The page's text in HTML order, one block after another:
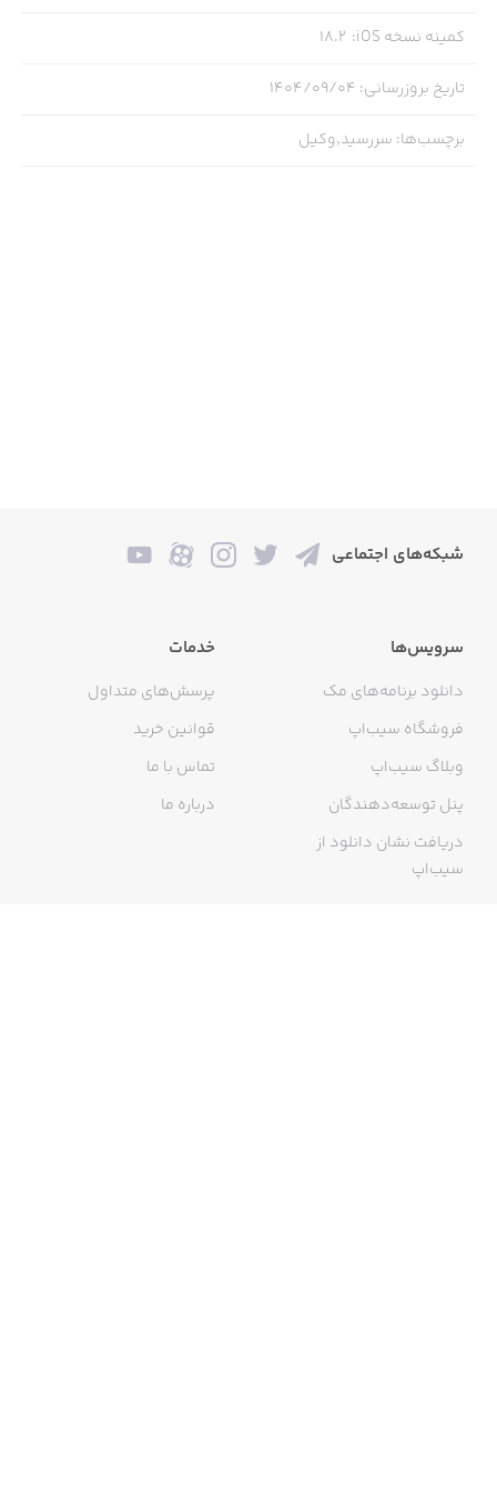
چ کسانی به سررسید وکیل نیاز دارند ؟
کمینه نسخه iOS :
18.2
تاریخ بروزرسانی: ۱۴۰۴/۰۹/۰۴
برچسب‌ها: سررسید,وکیل
شبکه‌های اجتماعی
سرویس‌ها
دانلود برنامه‌های مک
فروشگاه سیب‌اپ
وبلاگ سیب‌اپ
پنل توسعه‌دهندگان
دریافت نشان دانلود از
سیب‌اپ
خدمات
پرسش‌های متداول
قوانین خرید
تماس با ما
درباره ما